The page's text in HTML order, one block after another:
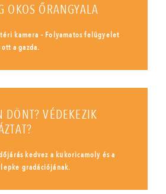
OKOS ŐRANGYALA
kamera - Folyamatos felügyelet
a gazda.
DÖNT? VÉDEKEZIK
kedvez a kukoricamoly és a
gradációjának.